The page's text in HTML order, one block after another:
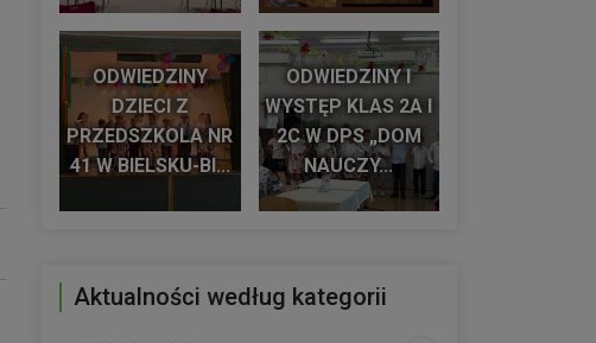
ODWIEDZINY
DZIECI Z
PRZEDSZKOLA NR
41 W BIELSKU-BI...
ODWIEDZINY I
WYSTĘP KLAS 2A I
2C W DPS „DOM
NAUCZY...
Aktualności według kategorii